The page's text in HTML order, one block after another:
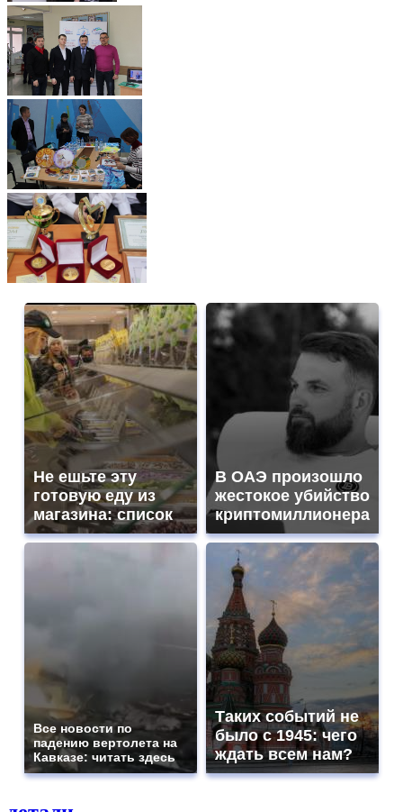
Не ешьте эту
готовую еду из
магазина: список
В ОАЭ произошло
жестокое убийство
криптомиллионера
Все новости по
падению вертолета на
Кавказе: читать здесь
Таких событий не
было с 1945: чего
ждать всем нам?